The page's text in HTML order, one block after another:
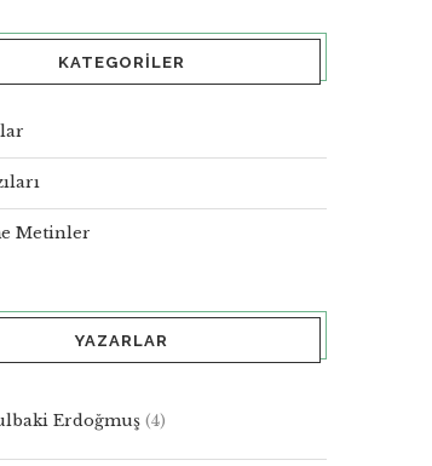
KATEGORILER
Metinler
YAZARLAR
Erdoğmuş (4)